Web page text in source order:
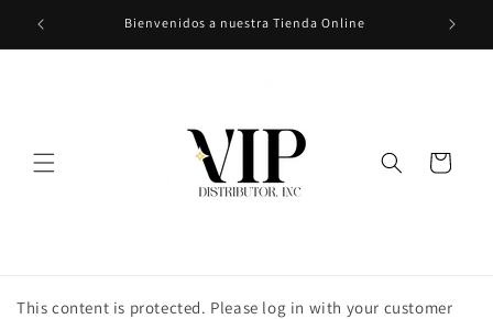
directamente
al contenido
Bienvenidos a nuestra Tienda Online
Carrito
This content is protected. Please log in with your customer